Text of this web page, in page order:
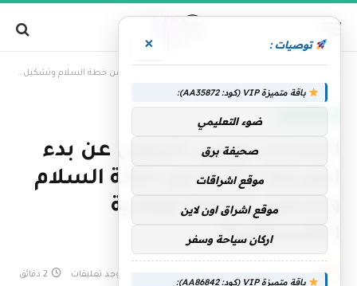
الإمارات ترحب بالإعلان عن بدء المرحلة الثانية من خطة السلام وتشكيل اللجنة الوطنية الفلسطينية
الإمارات ترحب بالإعلان عن بدء
المرحلة الثانية من خطة السلام
وتشكيل اللجنة الوطنية
الفلسطينية
لا توجد تعليقات 2 دقائق
توصيات : ×
باقة متميزة VIP (كود: AA35872):
ضوء التعليمي
صحيفة برق
موقع اشراقات
موقع اشراق اون لاين
اركان سياحة وسفر
باقة متميزة VIP (كود: AA86842):